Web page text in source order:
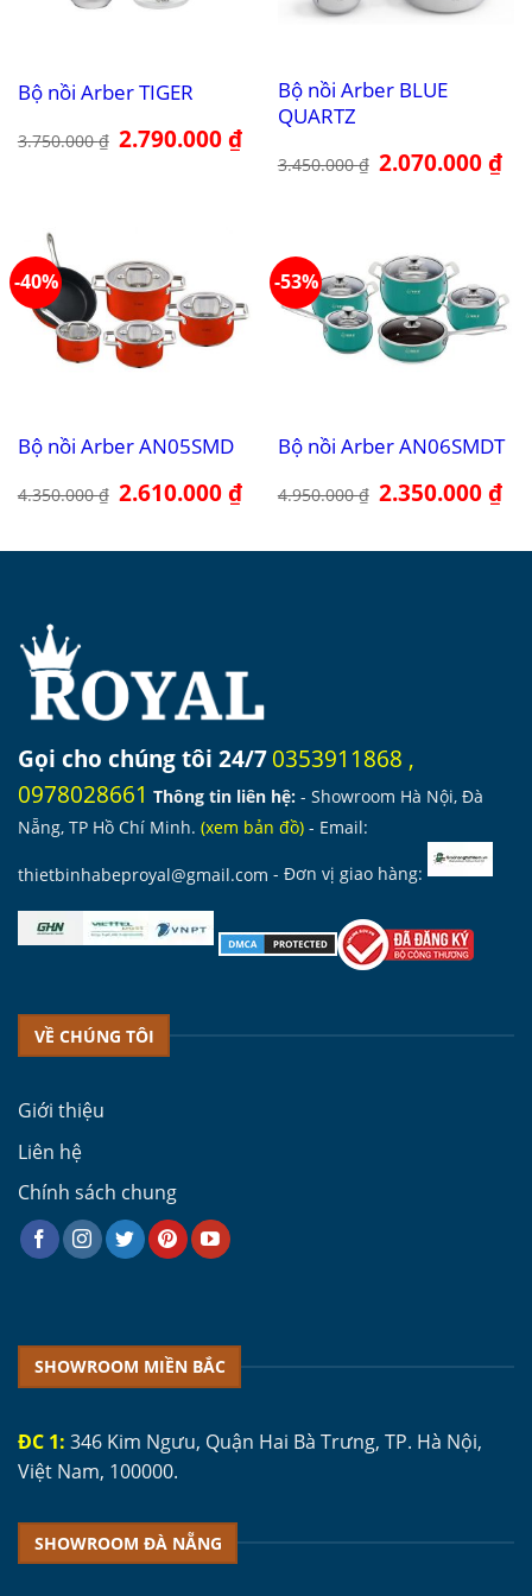
Bộ nồi Arber TIGER
3.750.000₫ Giá
gốc
2.790.000₫Giá
hiện
Bộ nồi Arber BLUE
QUARTZ
3.450.000₫ Giá
gốc
2.070.000₫Giá
-40%
Bộ nồi Arber AN05SMD
4.350.000₫ Giá
gốc
2.610.000₫Giá
hiện
2.610.000 ₫.
-53%
Bộ nồi Arber AN06SMDT
4.950.000₫ Giá
gốc
2.350.000₫Giá
Gọi cho chúng tôi 24/70353911868 ,
0978028661 Thông tin liên hệ: - Showroom Hà Nội, Đà
Nẵng, TP Hồ Chí Minh. (xem bản đồ) - Email:
thietbinhabeproyal@gmail.com - Đơn vị giao hàng:
VỀ CHÚNG TÔI
Giới thiệu
Liên hệ
Chính sách chung
SHOWROOM MIỀN BẮC
ĐC 1: 346 Kim Ngưu, Quận Hai Bà Trưng, TP. Hà Nội,
Việt Nam, 100000.
SHOWROOM ĐÀ NẴNG